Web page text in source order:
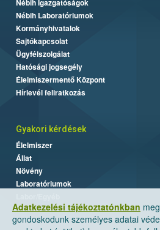
Adatkezelési tájékoztatónkban
gondoskodunk személyes adatai
Nébih Igazgatóságok
Nébih Laboratóriumok
Kormányhivatalok
Sajtókapcsolat
Ügyfélszolgálat
Hatósági jogsegély
Élelmiszermentő Központ
Hírlevél feliratkozás
Gyakori kérdések
Élelmiszer
Állat
Növény
Laboratóriumok